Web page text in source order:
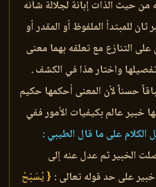
من حيث الذات إبانة لجلالة شأنه
للمبتدأ الملفوظ أو المقدر أو
التنازع مع تعلقه بهما معنى
واختار هذا في الكشف .
حسناً لأن المعنى أحكمها حكيم
خبير عالم بكيفيات الأمور ففي
الكلام على ما قال الطيبي :
الخبير ثم عدل عنه إلى
على حد قوله تعالى : { يُسَبّحُ